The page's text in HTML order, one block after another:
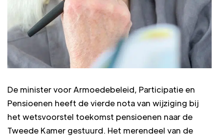
De minister voor Armoedebeleid, Participatie en
Pensioenen heeft de vierde nota van wijziging bij
het wetsvoorstel toekomst pensioenen naar de
Tweede Kamer gestuurd. Het merendeel van de